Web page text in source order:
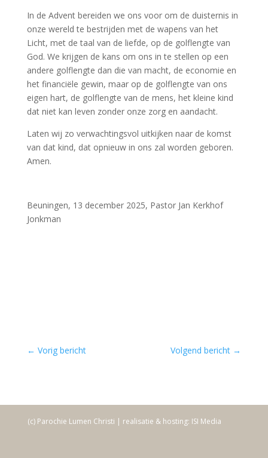
In de Advent bereiden we ons voor om de duisternis in
onze wereld te bestrijden met de wapens van het
Licht, met de taal van de liefde, op de golflengte van
God. We krijgen de kans om ons in te stellen op een
andere golflengte dan die van macht, de economie en
het financiële gewin, maar op de golflengte van ons
eigen hart, de golflengte van de mens, het kleine kind
dat niet kan leven zonder onze zorg en aandacht.
Laten wij zo verwachtingsvol uitkijken naar de komst
van dat kind, dat opnieuw in ons zal worden geboren.
Amen.
Beuningen, 13 december 2025, Pastor Jan Kerkhof
Jonkman
← Vorig bericht Volgend bericht →
(c) Parochie Lumen Christi | realisatie & hosting: ISI Media